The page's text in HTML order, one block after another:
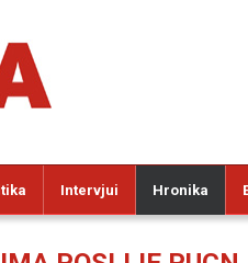
Intervjui Hronika